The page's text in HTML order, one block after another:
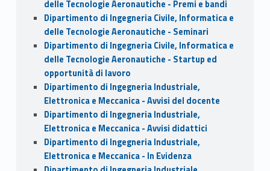
delle Tecnologie Aeronautiche - Premi e bandi
Dipartimento di Ingegneria Civile, Informatica e
delle Tecnologie Aeronautiche - Seminari
Dipartimento di Ingegneria Civile, Informatica e
delle Tecnologie Aeronautiche - Startup ed
opportunità di lavoro
Dipartimento di Ingegneria Industriale,
Elettronica e Meccanica - Avvisi del docente
Dipartimento di Ingegneria Industriale,
Elettronica e Meccanica - Avvisi didattici
Dipartimento di Ingegneria Industriale,
Elettronica e Meccanica - In Evidenza